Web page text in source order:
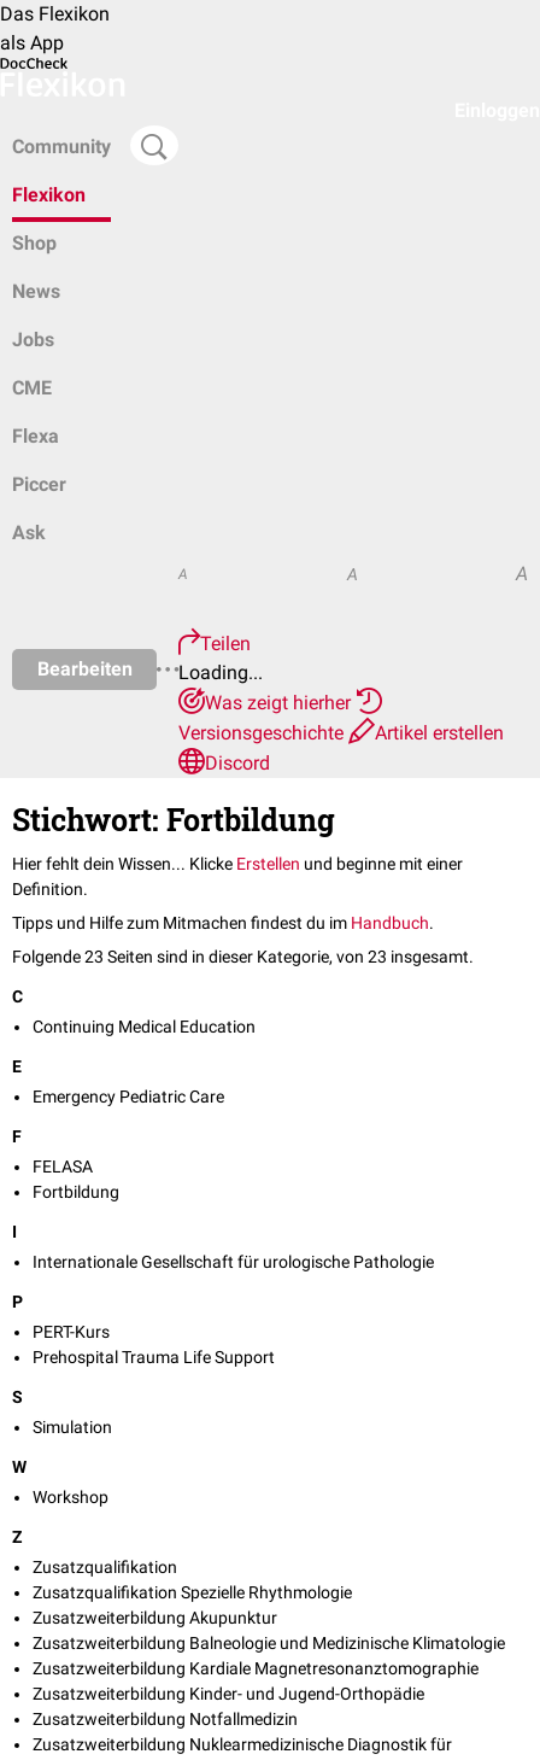
Das Flexikon
als App
Community
Flexikon
Shop
News
Jobs
CME
Flexa
Piccer
Ask
Bearbeiten
A A A
Teilen
Loading...
Was zeigt hierher
Versionsgeschichte
Artikel erstellen
Discord
Stichwort: Fortbildung
Hier fehlt dein Wissen... Klicke Erstellen und beginne mit einer
Definition.
Tipps und Hilfe zum Mitmachen findest du im Handbuch.
Folgende 23 Seiten sind in dieser Kategorie, von 23 insgesamt.
C
Continuing Medical Education
E
Emergency Pediatric Care
F
FELASA
Fortbildung
I
Internationale Gesellschaft für urologische Pathologie
P
PERT-Kurs
Prehospital Trauma Life Support
S
Simulation
W
Workshop
Z
Zusatzqualifikation
Zusatzqualifikation Spezielle Rhythmologie
Zusatzweiterbildung Akupunktur
Zusatzweiterbildung Balneologie und Medizinische Klimatologie
Zusatzweiterbildung Kardiale Magnetresonanztomographie
Zusatzweiterbildung Kinder- und Jugend-Orthopädie
Zusatzweiterbildung Notfallmedizin
Zusatzweiterbildung Nuklearmedizinische Diagnostik für